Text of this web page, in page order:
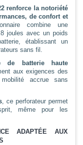
renforce la notoriété
de confort et
combine une
joules avec un poids
établissant un
sans fil.
de batterie haute
aux exigences des
accrue sans
, ce perforateur permet
même pour les
ADAPTÉE AUX